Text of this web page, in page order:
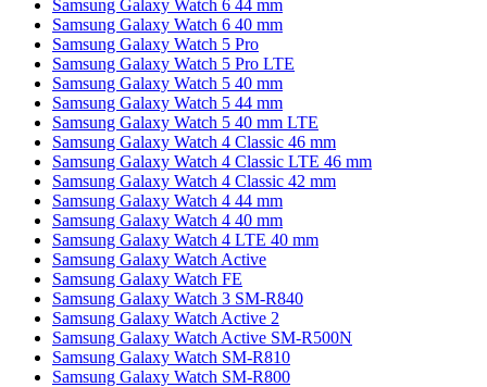
Samsung Galaxy Watch 6 44 mm
Samsung Galaxy Watch 6 40 mm
Samsung Galaxy Watch 5 Pro
Samsung Galaxy Watch 5 Pro LTE
Samsung Galaxy Watch 5 40 mm
Samsung Galaxy Watch 5 44 mm
Samsung Galaxy Watch 5 40 mm LTE
Samsung Galaxy Watch 4 Classic 46 mm
Samsung Galaxy Watch 4 Classic LTE 46 mm
Samsung Galaxy Watch 4 Classic 42 mm
Samsung Galaxy Watch 4 44 mm
Samsung Galaxy Watch 4 40 mm
Samsung Galaxy Watch 4 LTE 40 mm
Samsung Galaxy Watch Active
Samsung Galaxy Watch FE
Samsung Galaxy Watch 3 SM-R840
Samsung Galaxy Watch Active 2
Samsung Galaxy Watch Active SM-R500N
Samsung Galaxy Watch SM-R810
Samsung Galaxy Watch SM-R800